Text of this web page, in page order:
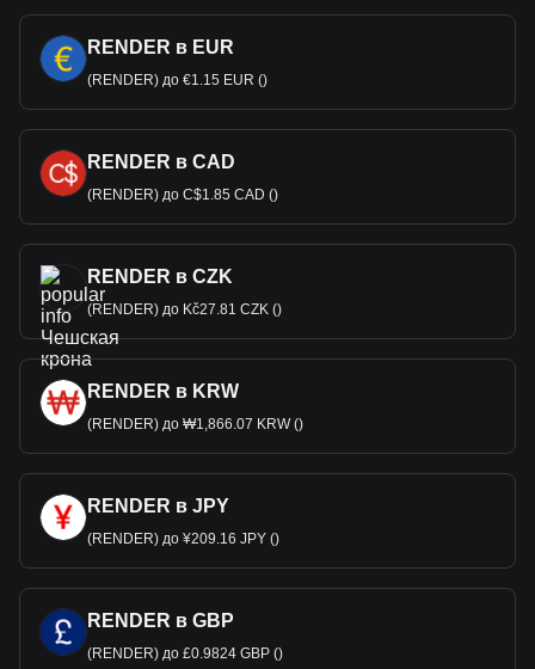
RENDER в EUR
(RENDER) до €1.15 EUR ()
RENDER в CAD
(RENDER) до C$1.85 CAD ()
RENDER в CZK
(RENDER) до Kč27.81 CZK ()
RENDER в KRW
(RENDER) до ₩1,866.07 KRW ()
RENDER в JPY
(RENDER) до ¥209.16 JPY ()
RENDER в GBP
(RENDER) до £0.9824 GBP ()